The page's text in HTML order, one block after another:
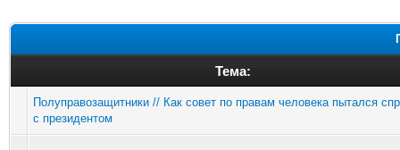
Тема:
Полуправозащитники // Как совет по правам человека пытался
с президентом